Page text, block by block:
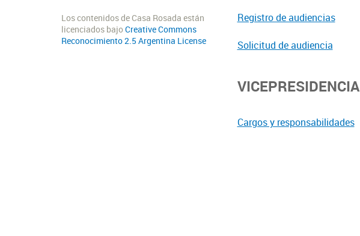
Los contenidos de Casa Rosada están
licenciados bajoCreative Commons
Reconocimiento 2.5 Argentina License
Registro de audiencias
Solicitud de audiencia
VICEPRESIDENCIA
Cargos y responsabilidades